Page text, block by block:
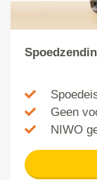
Geen
NIWO